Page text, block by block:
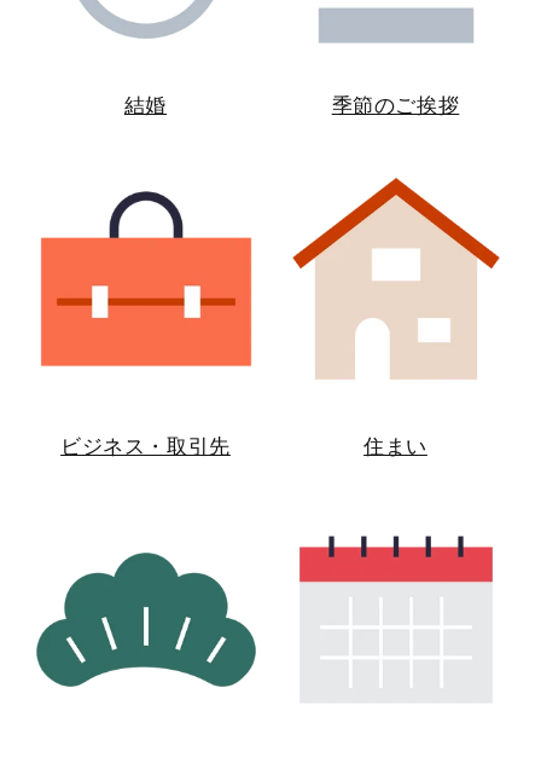
結婚 季節のご挨拶
ビジネス・取引先 住まい